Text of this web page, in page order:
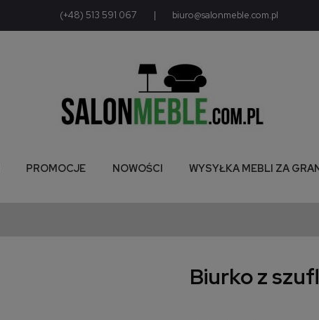
(+48) 513 591 067 | biuro@salonmeble.com.pl
PROMOCJE NOWOŚCI WYSYŁKA MEBLI ZA
Biurko z